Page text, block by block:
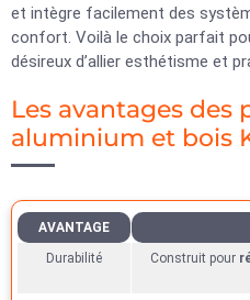
et intègre facilement des
confort. Voilà le choix parfait
désireux d’allier esthétisme et
Les avantages des
aluminium et bois
AVANTAGE
Durabilité
Construit pour